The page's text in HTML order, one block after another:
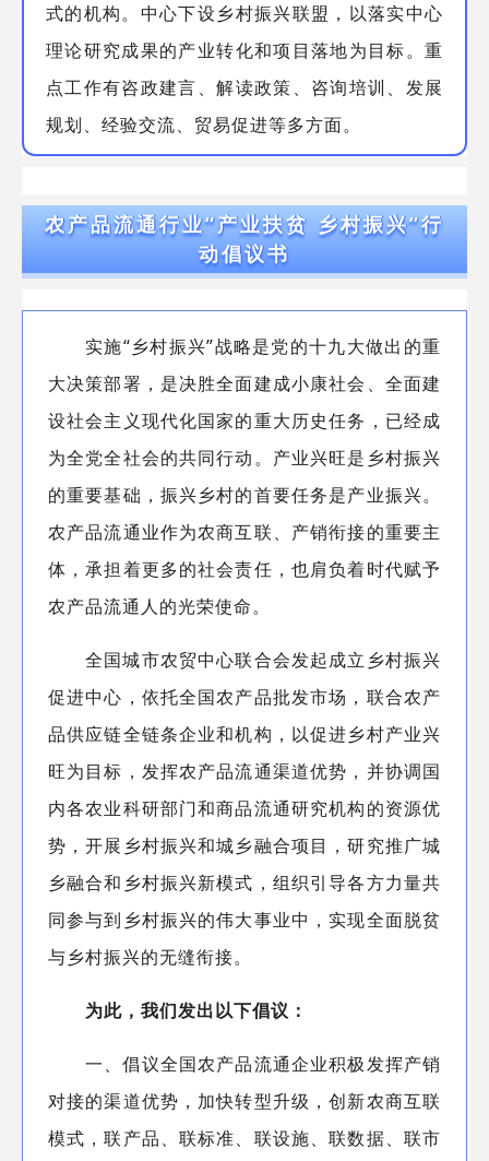
式的机构。中心下设乡村振兴联盟，以落实中心
理论研究成果的产业转化和项目落地为目标。重
点工作有咨政建言、解读政策、咨询培训、发展
规划、经验交流、贸易促进等多方面。
农产品流通行业“产业扶贫 乡村振兴”行
动倡议书
实施“乡村振兴”战略是党的十九大做出的重
大决策部署，是决胜全面建成小康社会、全面建
设社会主义现代化国家的重大历史任务，已经成
为全党全社会的共同行动。产业兴旺是乡村振兴
的重要基础，振兴乡村的首要任务是产业振兴。
农产品流通业作为农商互联、产销衔接的重要主
体，承担着更多的社会责任，也肩负着时代赋予
农产品流通人的光荣使命。
全国城市农贸中心联合会发起成立乡村振兴
促进中心，依托全国农产品批发市场，联合农产
品供应链全链条企业和机构，以促进乡村产业兴
旺为目标，发挥农产品流通渠道优势，并协调国
内各农业科研部门和商品流通研究机构的资源优
势，开展乡村振兴和城乡融合项目，研究推广城
乡融合和乡村振兴新模式，组织引导各方力量共
同参与到乡村振兴的伟大事业中，实现全面脱贫
与乡村振兴的无缝衔接。
为此，我们发出以下倡议：
一、倡议全国农产品流通企业积极发挥产销
对接的渠道优势，加快转型升级，创新农商互联
模式，联产品、联标准、联设施、联数据、联市